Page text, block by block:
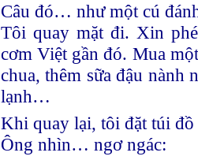
Câu đó… như một cú
Tôi quay mặt đi. Xin
cơm Việt gần đó. Mua
chua, thêm sữa đậu
lạnh…
Khi quay lại, tôi đặt túi đồ
Ông nhìn… ngơ ngác: